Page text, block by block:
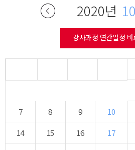
2020년 10
강사과정 연간일정 바
7
8 9 10
14 15 16 17